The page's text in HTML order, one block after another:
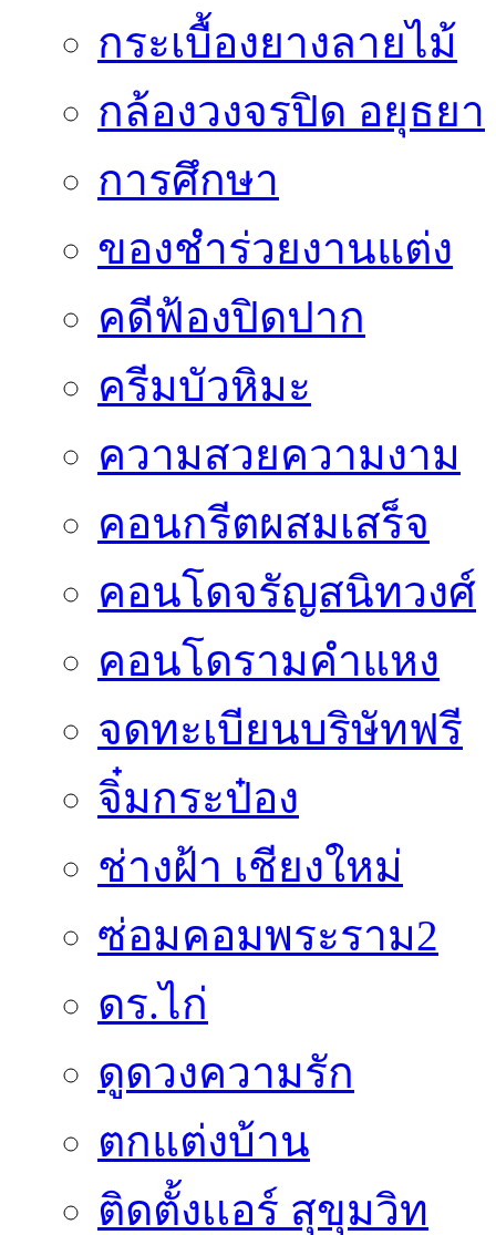
กระเบื้องยางลายไม้
กล้องวงจรปิด อยุธยา
การศึกษา
ของชำร่วยงานแต่ง
คดีฟ้องปิดปาก
ครีมบัวหิมะ
ความสวยความงาม
คอนกรีตผสมเสร็จ
คอนโดจรัญสนิทวงศ์
คอนโดรามคำแหง
จดทะเบียนบริษัทฟรี
จิ๋มกระป๋อง
ช่างฝ้า เชียงใหม่
ซ่อมคอมพระราม2
ดร.ไก่
ดูดวงความรัก
ตกแต่งบ้าน
ติดตั้งเเอร์ สุขุมวิท